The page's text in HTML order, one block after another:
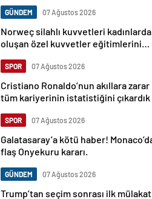
Norweç silahlı kuvvetleri kadınlardan
oluşan özel kuvvetler eğitimlerini
başlattı.
Cristiano Ronaldo’nun akıllara zarar
tüm kariyerinin istatistiğini çıkardık !
Galatasaray’a kötü haber!
flaş Onyekuru kararı.
Trump’tan seçim sonrası ilk mülakat